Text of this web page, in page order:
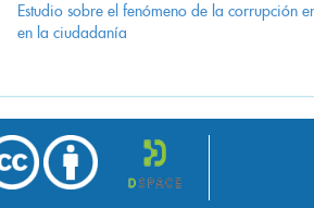
Estudio sobre el fenómeno de la corrupción
en la ciudadanía